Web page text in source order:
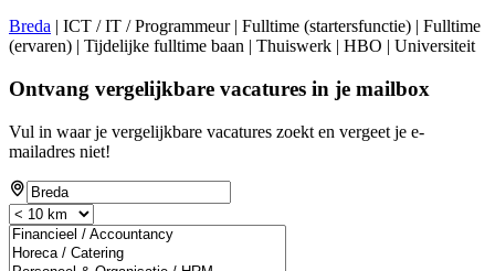
Breda | ICT / IT / Programmeur | Fulltime (startersfunctie) | Fulltime
(ervaren) | Tijdelijke fulltime baan | Thuiswerk | HBO | Universiteit
Ontvang vergelijkbare vacatures in je mailbox
Vul in waar je vergelijkbare vacatures zoekt en vergeet je e-
mailadres niet!